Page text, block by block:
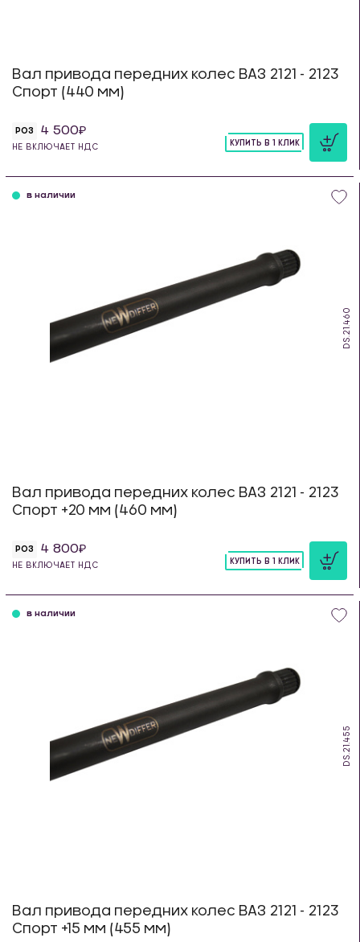
Вал привода передних колес ВАЗ 2121 - 2123
Спорт (440 мм)
РОЗ 4 500
НЕ ВКЛЮЧАЕТ НДС
КУПИТЬ В 1 КЛИК
DS.21.460
в наличии
Вал привода передних колес ВАЗ 2121 - 2123
Спорт +20 мм (460 мм)
РОЗ 4 800
НЕ ВКЛЮЧАЕТ НДС
КУПИТЬ В 1 КЛИК
DS.21.455
в наличии
Вал привода передних колес ВАЗ 2121 - 2123
Спорт +15 мм (455 мм)